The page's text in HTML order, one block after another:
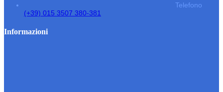
Telefono
(+39) 015 3507 380-381
Informazioni